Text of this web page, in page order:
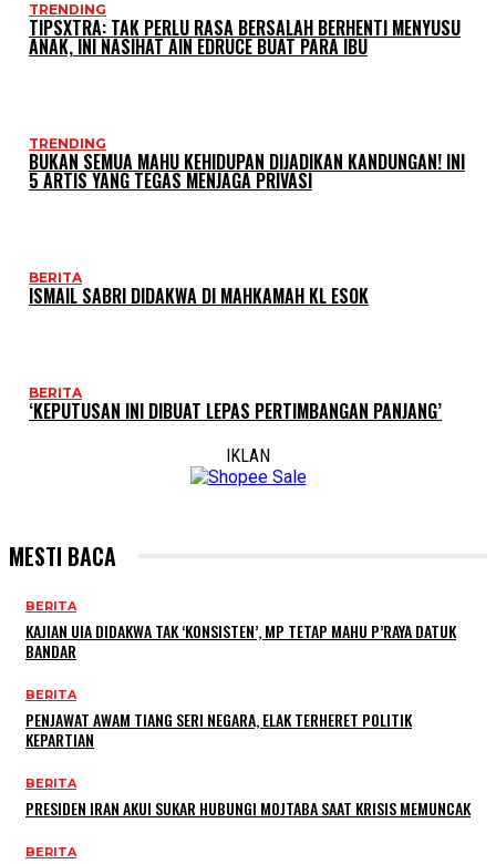
TRENDING
TIPSXTRA: TAK PERLU RASA BERSALAH BERHENTI MENYUSU
ANAK, INI NASIHAT AIN EDRUCE BUAT PARA IBU
TRENDING
BUKAN SEMUA MAHU KEHIDUPAN DIJADIKAN KANDUNGAN! INI
5 ARTIS YANG TEGAS MENJAGA PRIVASI
BERITA
ISMAIL SABRI DIDAKWA DI MAHKAMAH KL ESOK
BERITA
‘KEPUTUSAN INI DIBUAT LEPAS PERTIMBANGAN PANJANG’
IKLAN
MESTI BACA
BERITA
KAJIAN UIA DIDAKWA TAK ‘KONSISTEN’, MP TETAP MAHU P’RAYA DATUK
BANDAR
BERITA
PENJAWAT AWAM TIANG SERI NEGARA, ELAK TERHERET POLITIK
KEPARTIAN
BERITA
PRESIDEN IRAN AKUI SUKAR HUBUNGI MOJTABA SAAT KRISIS MEMUNCAK
BERITA